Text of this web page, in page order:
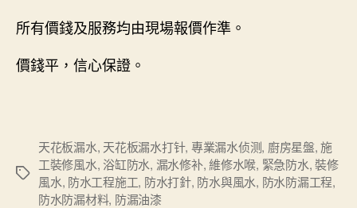
所有價錢及服務均由現場報價作準。
價錢平，信心保證。
Tags
天花板漏水, 天花板漏水打针, 專業漏水侦测, 廚房星盤,施
工裝修風水, 浴缸防水, 漏水修补,維修水喉, 緊急防水,裝修
風水, 防水工程施工, 防水打針, 防水與風水, 防水防漏工程,
防水防漏材料, 防漏油漆